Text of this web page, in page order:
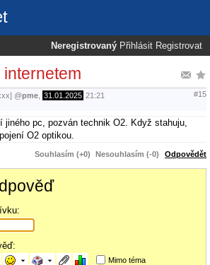
Neregistrovaný Přihlásit Registrovat
@pme 31.01.2025 21:21 #15
jiného pc, pozván technik O2. Když stahuju,
O2 optikou.
Souhlasím (+0) Nesouhlasím (-0) Odpovědět
Mimo téma